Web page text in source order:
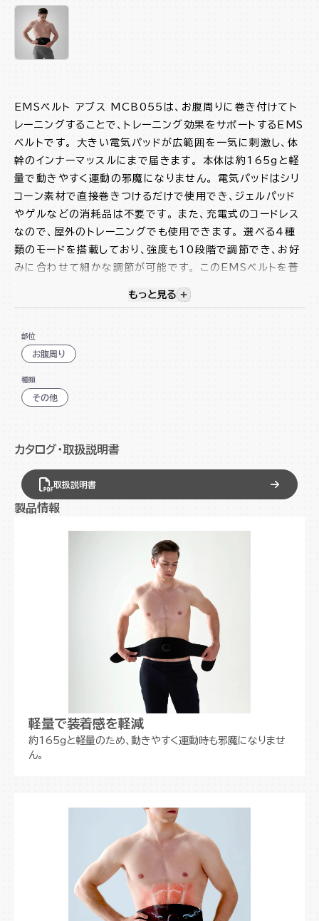
EMSベルト アブス MCB055は、お腹周りに巻き付けてト
レーニングすることで、トレーニング効果をサポートするEMS
ベルトです。 大きい電気パッドが広範囲を一気に刺激し、体
幹のインナーマッスルにまで届きます。 本体は約165gと軽
量で動きやすく運動の邪魔になりません。 電気パッドはシリ
コーン素材で直接巻きつけるだけで使用でき、ジェルパッド
やゲルなどの消耗品は不要です。 また、充電式のコードレス
なので、屋外のトレーニングでも使用できます。 選べる4種
類のモードを搭載しており、強度も10段階で調節でき、お好
みに合わせて細かな調節が可能です。 このEMSベルトを普
筋肉の奥深くにアプローチしながらトレーニング効果を
サポート
ジェルパッドなどの消耗品が不要！
軽量で装着感を軽減
視覚的に非表示のコンテンツを
もっと見る
部位
お腹周り
種類
その他
カタログ・取扱説明書
取扱説明書
製品情報
軽量で装着感を軽減
約165gと軽量のため、動きやすく運動時も邪魔になりませ
ん。